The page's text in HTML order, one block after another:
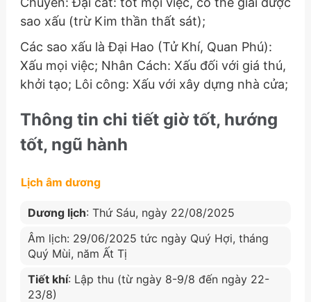
sao xấu (trừ Kim thần thất sát);
Các sao xấu là Đại Hao (Tử Khí, Quan Phú):
Xấu mọi việc; Nhân Cách: Xấu đối với giá thú,
khởi tạo; Lôi công: Xấu với xây dựng nhà cửa;
Thông tin chi tiết giờ tốt, hướng
tốt, ngũ hành
Lịch âm dương
Dương lịch: Thứ Sáu, ngày 22/08/2025
Âm lịch: 29/06/2025 tức ngày Quý Hợi, tháng
Quý Mùi, năm Ất Tị
Tiết khí: Lập thu (từ ngày 8-9/8 đến ngày 22-
23/8)